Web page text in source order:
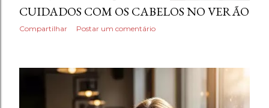
CUIDADOS COM OS CABELOS NO VERÃO
Compartilhar Postar um comentário